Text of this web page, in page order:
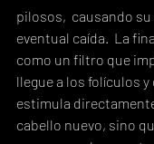
pilosos,  causando
eventual caída.  La
como un filtro que
llegue a los folículos y
estimula
cabello nuevo, sino